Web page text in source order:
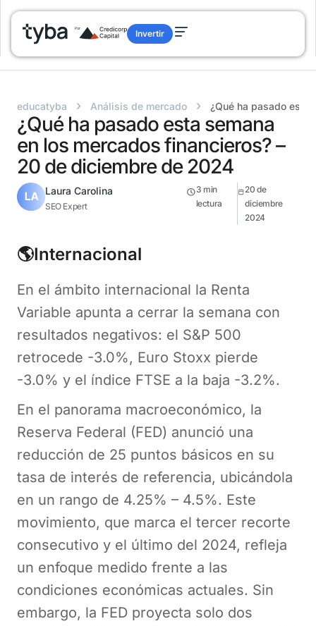
Invertir
educatyba › Análisis de mercado › ¿Qué ha pasado
¿Qué ha pasado esta semana
en los mercados financieros? –
20 de diciembre de 2024
Laura Carolina
SEO Expert
3 min
lectura
20 de
diciembre
2024
🌎Internacional
En el ámbito internacional la Renta
Variable apunta a cerrar la semana con
resultados negativos: el S&P 500
retrocede -3.0%, Euro Stoxx pierde
-3.0% y el índice FTSE a la baja -3.2%.
En el panorama macroeconómico, la
Reserva Federal (FED) anunció una
reducción de 25 puntos básicos en su
tasa de interés de referencia, ubicándola
en un rango de 4.25% – 4.5%. Este
movimiento, que marca el tercer recorte
consecutivo y el último del 2024, refleja
un enfoque medido frente a las
condiciones económicas actuales. Sin
embargo, la FED proyecta solo dos